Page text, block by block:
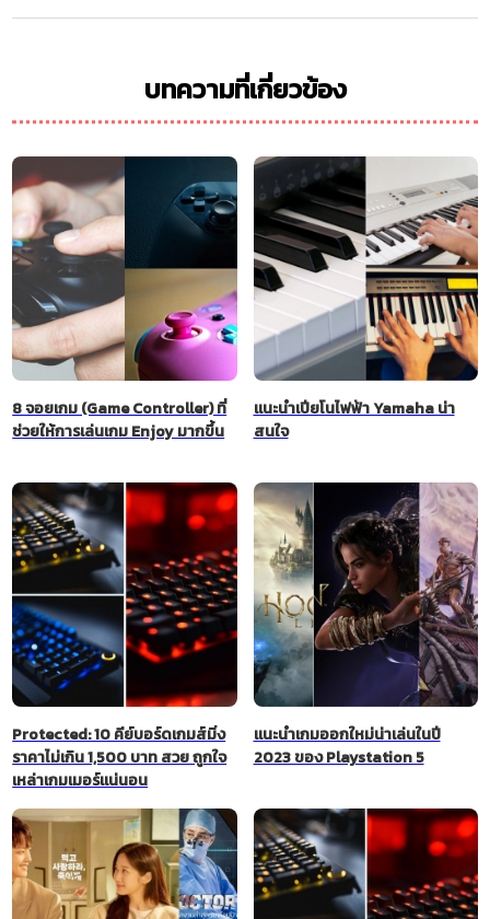
บทความที่เกี่ยวข้อง
8 จอยเกม (Game Controller) ที่
ช่วยให้การเล่นเกม Enjoy มากขึ้น
แนะนำเปียโนไฟฟ้า Yamaha น่า
สนใจ
Protected: 10 คีย์บอร์ดเกมส์มิ่ง
ราคาไม่เกิน 1,500 บาท สวย ถูกใจ
เหล่าเกมเมอร์แน่นอน
แนะนำเกมออกใหม่น่าเล่นในปี
2023 ของ Playstation 5